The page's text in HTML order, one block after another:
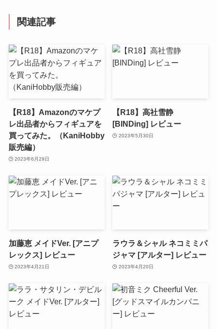
関連記事
【R18】Amazonのマケプ
レ出品者からフィギュアを
買ってみた。（KaniHobby
販売編）
2023年6月29日
【R18】高社雪静
[BINDing] レビュー
2023年5月30日
加藤恵 メイドVer. [アニプ
レックス] レビュー
2023年4月21日
ラウラ＆シャル ネコミミパ
ジャマ [アルター] レビュー
2023年4月20日